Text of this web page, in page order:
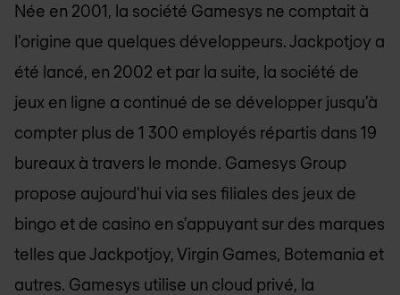
Née en 2001, la société Gamesys ne comptait à
l'origine que quelques développeurs. Jackpotjoy a
été lancé, en 2002 et par la suite, la société de
jeux en ligne a continué de se développer jusqu'à
compter plus de 1 300 employés répartis dans 19
bureaux à travers le monde. Gamesys Group
propose aujourd'hui via ses filiales des jeux de
bingo et de casino en s'appuyant sur des marques
telles que Jackpotjoy, Virgin Games, Botemania et
autres. Gamesys utilise un cloud privé, la